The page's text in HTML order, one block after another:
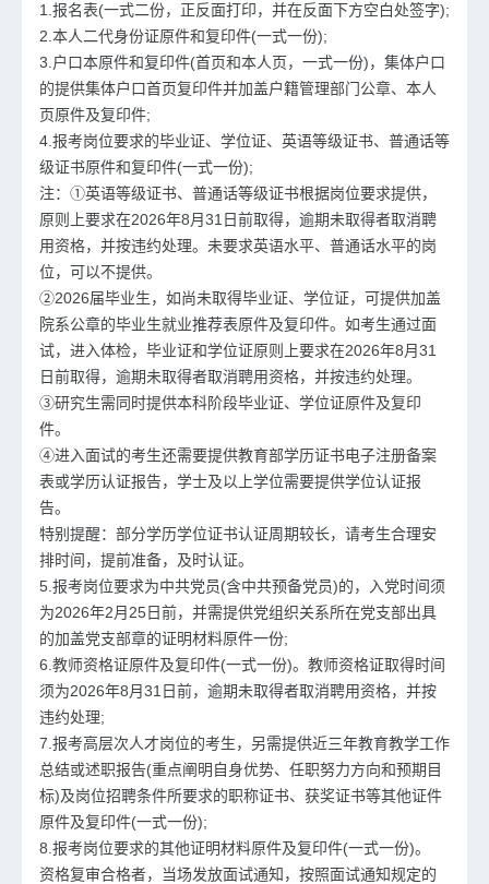
1.报名表(一式二份，正反面打印，并在反面下方空白处签字);
2.本人二代身份证原件和复印件(一式一份);
3.户口本原件和复印件(首页和本人页，一式一份)，集体户口
的提供集体户口首页复印件并加盖户籍管理部门公章、本人
页原件及复印件;
4.报考岗位要求的毕业证、学位证、英语等级证书、普通话等
级证书原件和复印件(一式一份);
注：①英语等级证书、普通话等级证书根据岗位要求提供，
原则上要求在2026年8月31日前取得，逾期未取得者取消聘
用资格，并按违约处理。未要求英语水平、普通话水平的岗
位，可以不提供。
②2026届毕业生，如尚未取得毕业证、学位证，可提供加盖
院系公章的毕业生就业推荐表原件及复印件。如考生通过面
试，进入体检，毕业证和学位证原则上要求在2026年8月31
日前取得，逾期未取得者取消聘用资格，并按违约处理。
③研究生需同时提供本科阶段毕业证、学位证原件及复印
件。
④进入面试的考生还需要提供教育部学历证书电子注册备案
表或学历认证报告，学士及以上学位需要提供学位认证报
告。
特别提醒：部分学历学位证书认证周期较长，请考生合理安
排时间，提前准备，及时认证。
5.报考岗位要求为中共党员(含中共预备党员)的，入党时间须
为2026年2月25日前，并需提供党组织关系所在党支部出具
的加盖党支部章的证明材料原件一份;
6.教师资格证原件及复印件(一式一份)。教师资格证取得时间
须为2026年8月31日前，逾期未取得者取消聘用资格，并按
违约处理;
7.报考高层次人才岗位的考生，另需提供近三年教育教学工作
总结或述职报告(重点阐明自身优势、任职努力方向和预期目
标)及岗位招聘条件所要求的职称证书、获奖证书等其他证件
原件及复印件(一式一份);
8.报考岗位要求的其他证明材料原件及复印件(一式一份)。
资格复审合格者，当场发放面试通知，按照面试通知规定的